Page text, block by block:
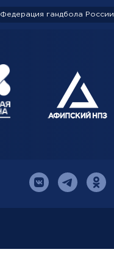
Федерация гандбола России